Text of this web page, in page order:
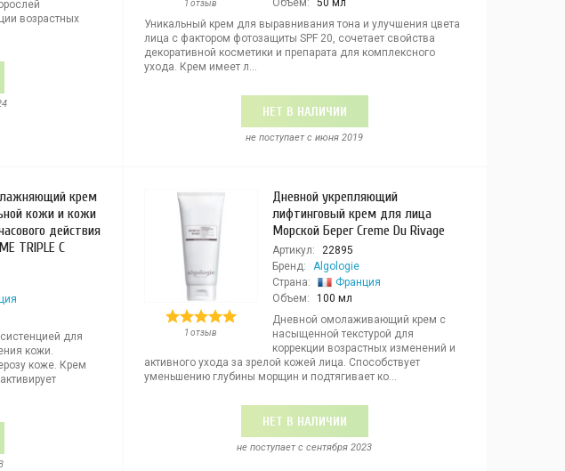
возрастных
1 отзыв
Объем:
50 мл
Уникальный крем для выравнивания тона и улучшения цвета
лица с фактором фотозащиты SPF 20, сочетает свойства
декоративной косметики и препарата для комплексного
ухода. Крем имеет л...
НЕТ В НАЛИЧИИ
не поступает c июня 2019
крем
кожи и кожи
действия
TRIPLE C
для
кожи.
коже. Крем
1 отзыв
Дневной укрепляющий
лифтинговый крем для лица
Морской Берег Creme Du Rivage
Артикул:
22895
Бренд:
Algologie
Страна:
Франция
Объем:
100 мл
Дневной омолаживающий крем с
насыщенной текстурой для
коррекции возрастных изменений и
активного ухода за зрелой кожей лица. Способствует
уменьшению глубины морщин и подтягивает ко...
НЕТ В НАЛИЧИИ
не поступает c сентября 2023